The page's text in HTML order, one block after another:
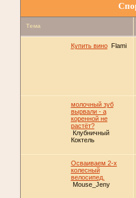
Тема
Купить вино Flami
молочный зуб
вырвали - а
коренной не
растёт?
Клубничный
Коктель
Осваиваем 2-х
колесный
велосипед.
Mouse_Jeny